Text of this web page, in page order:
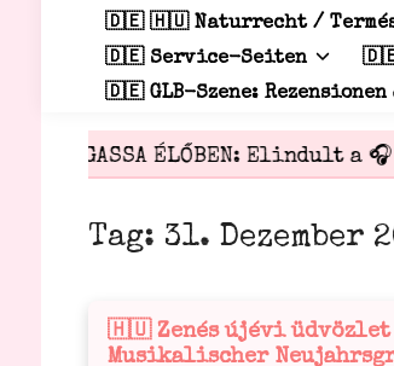
🇩🇪 🇭🇺 Naturrecht /
🇩🇪 Service-Seiten
🇩🇪
🇩🇪 GLB-Szene: Rezensionen
HALLGASSA ÉLŐBEN: Elindult a 🎧
Tag: 31. Dezember
Veröffentlicht
🇭🇺 Zenés újévi
Musikalischer